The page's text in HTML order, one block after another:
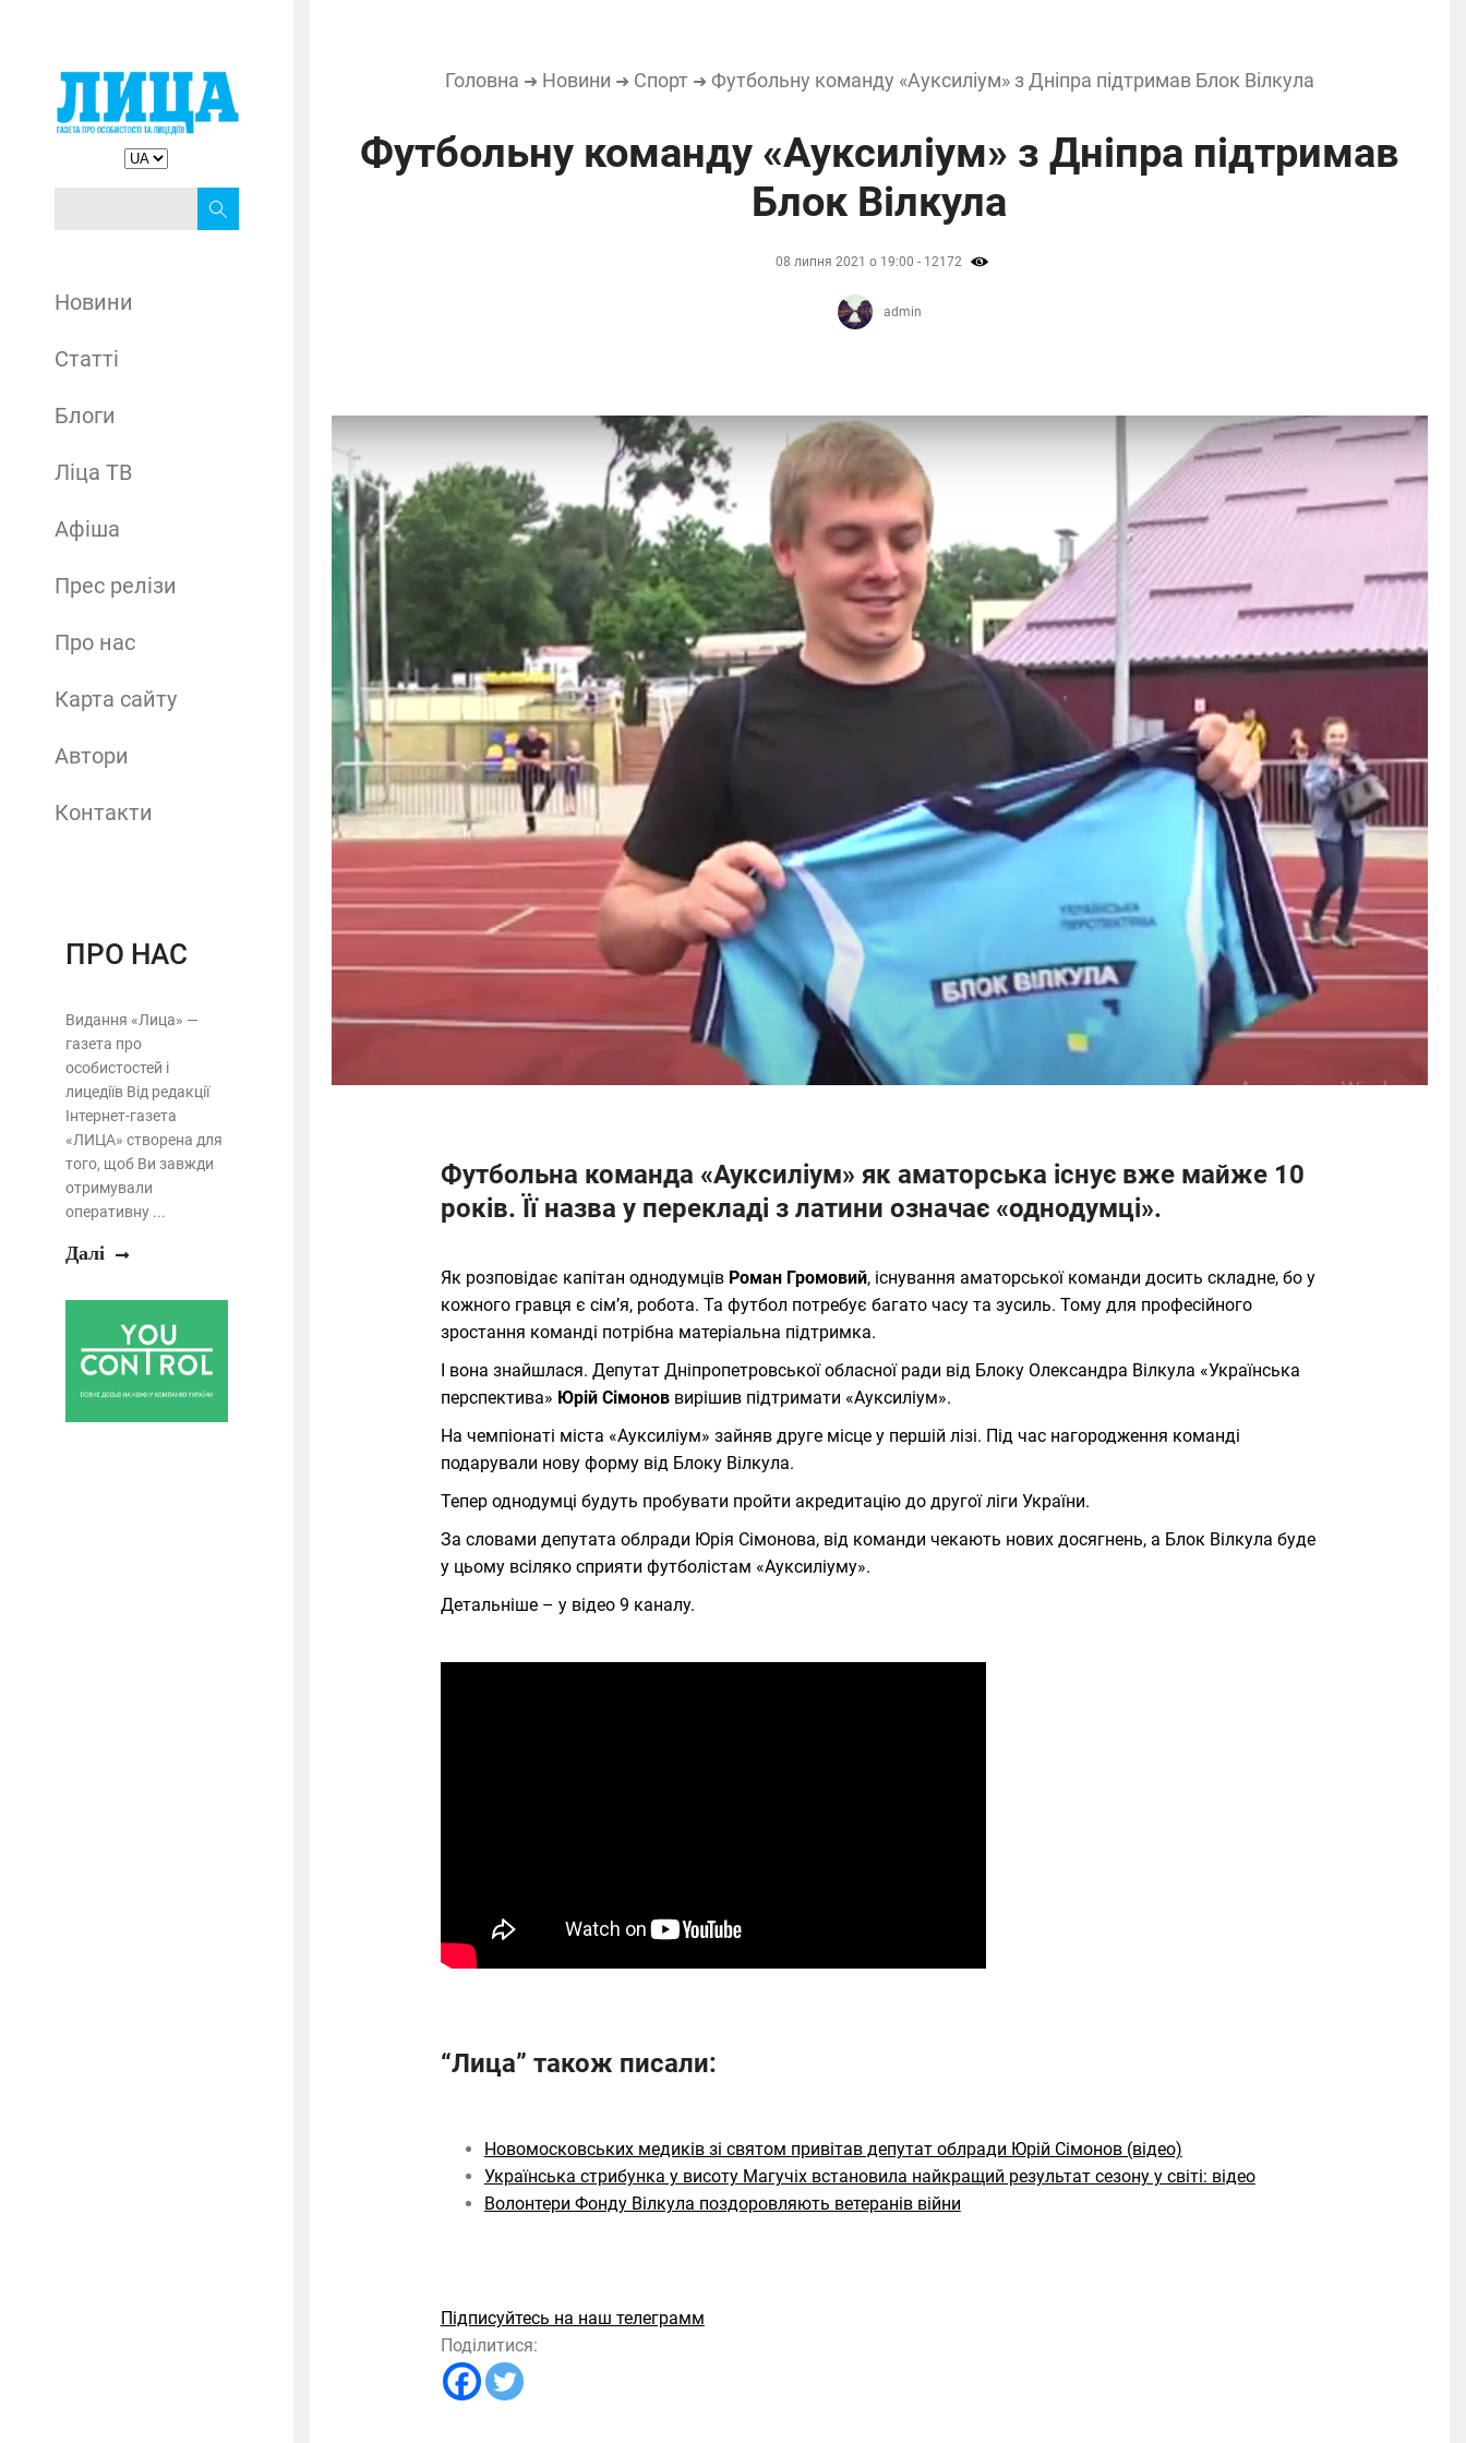
Новини
Статті
Блоги
Ліца ТВ
Афіша
Прес релізи
Про нас
Карта сайту
Автори
Контакти
ПРО НАС
Видання «Лица» —
газета про
особистостей і
лицедіїв Від редакції
Інтернет-газета
«ЛИЦА» створена для
того, щоб Ви завжди
отримували
оперативну ...
Далі
Головна ➜ Новини ➜ Спорт➜ Футбольну команду «Ауксиліум» з Дніпра підтримав Блок Вілкула
Футбольну команду «Ауксиліум» з Дніпра підтримав
Блок Вілкула
08 липня 2021 о 19:00 - 12172
admin
Футбольна команда «Ауксиліум» як аматорська існує вже майже 10
років. Її назва у перекладі з латини означає «однодумці».
Як розповідає капітан однодумців Роман Громовий, існування аматорської команди досить складне, бо у
кожного гравця є сім’я, робота. Та футбол потребує багато часу та зусиль. Тому для професійного
зростання команді потрібна матеріальна підтримка.
І вона знайшлася. Депутат Дніпропетровської обласної ради від Блоку Олександра Вілкула «Українська
перспектива» Юрій Сімоноввирішив підтримати «Ауксиліум».
На чемпіонаті міста «Ауксиліум» зайняв друге місце у першій лізі. Під час нагородження команді
подарували нову форму від Блоку Вілкула.
Тепер однодумці будуть пробувати пройти акредитацію до другої ліги України.
За словами депутата облради Юрія Сімонова, від команди чекають нових досягнень, а Блок Вілкула буде
у цьому всіляко сприяти футболістам «Ауксиліуму».
Детальніше – у відео 9 каналу.
“Лица” також писали:
Новомосковських медиків зі святом привітав депутат облради Юрій Сімонов (відео)
Українська стрибунка у висоту Магучіх встановила найкращий результат сезону у світі: відео
Волонтери Фонду Вілкула поздоровляють ветеранів війни
Підписуйтесь на наш телеграмм
Поділитися: